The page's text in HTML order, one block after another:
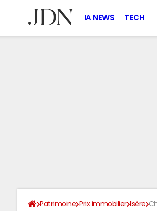
IA NEWS TECH
Patrimoine Prix immobilier Isère